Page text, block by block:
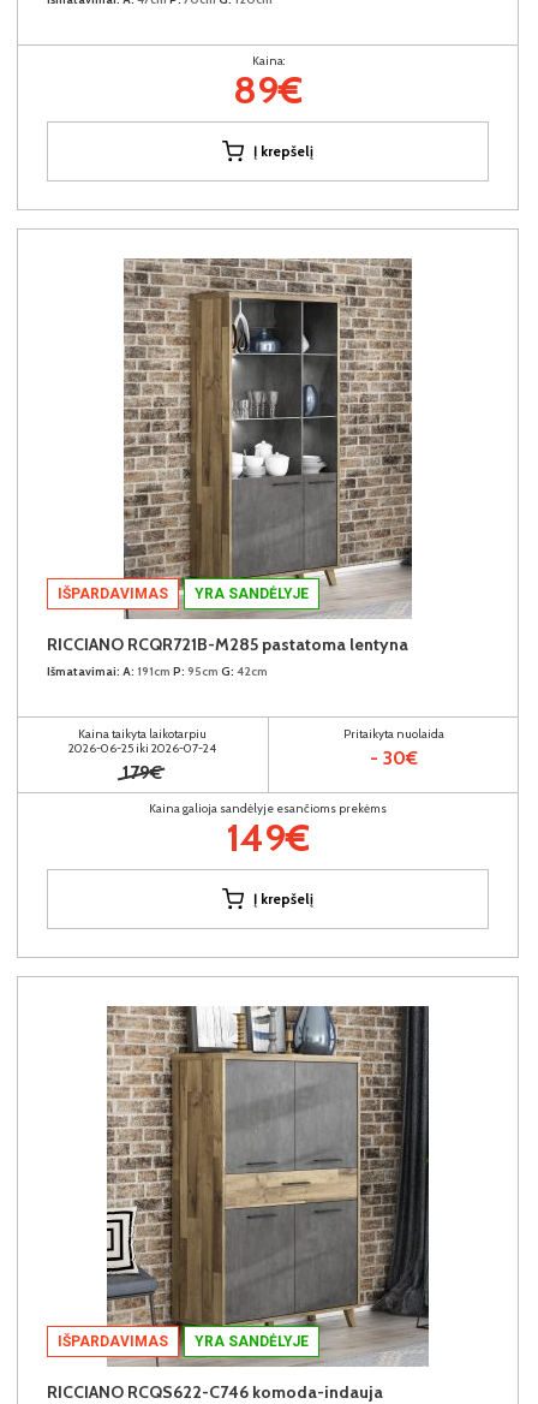
Kaina:
89€
Į krepšelį
IŠPARDAVIMAS YRA SANDĖLYJE
RICCIANO RCQR721B-M285 pastatoma lentyna
Išmatavimai: A: 191cm P: 95cm G: 42cm
Kaina taikyta laikotarpiu
2026-06-25 iki 2026-07-24
179€
Pritaikyta nuolaida
- 30€
Kaina galioja sandėlyje esančioms prekėms
149€
Į krepšelį
IŠPARDAVIMAS YRA SANDĖLYJE
RICCIANO RCQS622-C746 komoda-indauja